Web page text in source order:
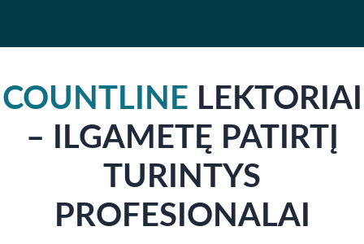
COUNTLINE LEKTORIAI
– ILGAMETĘ PATIRTĮ
TURINTYS
PROFESIONALAI